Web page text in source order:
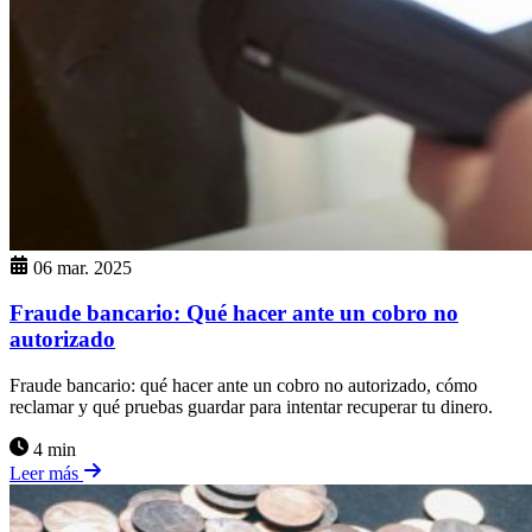
06 mar. 2025
Fraude bancario: Qué hacer ante un cobro no
autorizado
Fraude bancario: qué hacer ante un cobro no autorizado, cómo
reclamar y qué pruebas guardar para intentar recuperar tu dinero.
4 min
Leer más